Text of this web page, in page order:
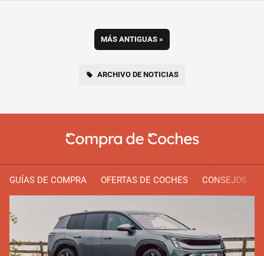
MÁS ANTIGUAS »
ARCHIVO DE NOTICIAS
GUÍAS DE COMPRA OFERTAS DE COCHES CONSEJOS